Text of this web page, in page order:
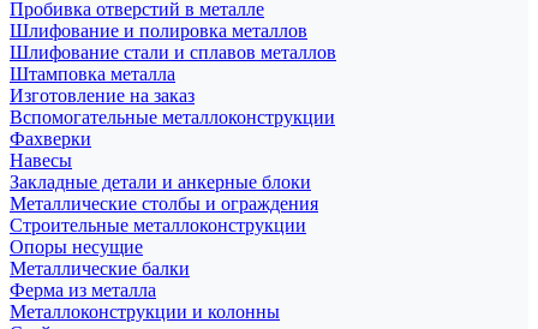
Пробивка отверстий в металле
Шлифование и полировка металлов
Шлифование стали и сплавов металлов
Штамповка металла
Изготовление на заказ
Вспомогательные металлоконструкции
Фахверки
Навесы
Закладные детали и анкерные блоки
Металлические столбы и ограждения
Строительные металлоконструкции
Опоры несущие
Металлические балки
Ферма из металла
Металлоконструкции и колонны